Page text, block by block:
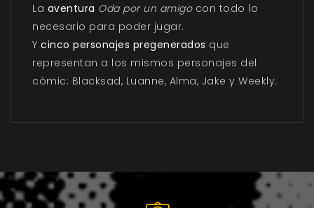
La aventura Oda por un amigocon todo lo
necesario para poder jugar.
Y cinco personajes pregenerados que
representan a los mismos personajes del
cómic: Blacksad, Luanne, Alma, Jake y Weekly.